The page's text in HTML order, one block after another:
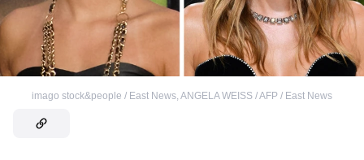
imago stock&people / East News, ANGELA WEISS / AFP / East News